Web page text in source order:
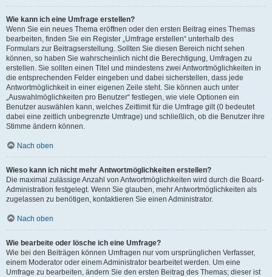
Wie kann ich eine Umfrage erstellen?
Wenn Sie ein neues Thema eröffnen oder den ersten Beitrag eines Themas
bearbeiten, finden Sie ein Register „Umfrage erstellen“ unterhalb des
Formulars zur Beitragserstellung. Sollten Sie diesen Bereich nicht sehen
können, so haben Sie wahrscheinlich nicht die Berechtigung, Umfragen zu
erstellen. Sie sollten einen Titel und mindestens zwei Antwortmöglichkeiten in
die entsprechenden Felder eingeben und dabei sicherstellen, dass jede
Antwortmöglichkeit in einer eigenen Zeile steht. Sie können auch unter
„Auswahlmöglichkeiten pro Benutzer“ festlegen, wie viele Optionen ein
Benutzer auswählen kann, welches Zeitlimit für die Umfrage gilt (0 bedeutet
dabei eine zeitlich unbegrenzte Umfrage) und schließlich, ob die Benutzer ihre
Stimme ändern können.
Nach oben
Wieso kann ich nicht mehr Antwortmöglichkeiten erstellen?
Die maximal zulässige Anzahl von Antwortmöglichkeiten wird durch die Board-
Administration festgelegt. Wenn Sie glauben, mehr Antwortmöglichkeiten als
zugelassen zu benötigen, kontaktieren Sie einen Administrator.
Nach oben
Wie bearbeite oder lösche ich eine Umfrage?
Wie bei den Beiträgen können Umfragen nur vom ursprünglichen Verfasser,
einem Moderator oder einem Administrator bearbeitet werden. Um eine
Umfrage zu bearbeiten, ändern Sie den ersten Beitrag des Themas; dieser ist